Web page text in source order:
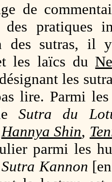
de
des pratiques
des sutras, il
les laïcs du
les
lire. Parmi
leSutra du
Hannya Shin,
parmi les
Sutra Kannon